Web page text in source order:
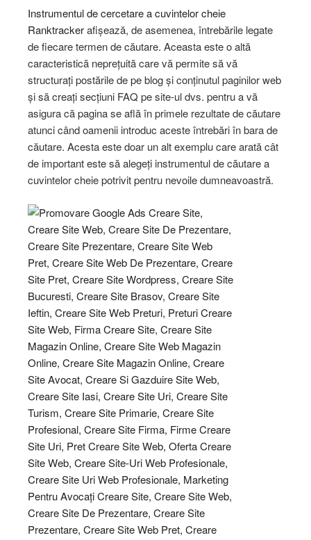
Instrumentul de cercetare a cuvintelor cheie
Ranktrackerafișează, de asemenea, întrebările legate
de fiecare termen de căutare. Aceasta este o altă
caracteristică neprețuită care vă permite să vă
structurați postările de pe blog și conținutul paginilor web
și să creați secțiuni FAQ pe site-ul dvs. pentru a vă
asigura că pagina se află în primele rezultate de căutare
atunci când oamenii introduc aceste întrebări în bara de
căutare. Acesta este doar un alt exemplu care arată cât
de important este să alegeți instrumentul de căutare a
cuvintelor cheie potrivit pentru nevoile dumneavoastră.